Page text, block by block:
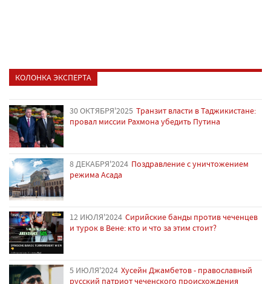
КОЛОНКА ЭКСПЕРТА
30 ОКТЯБРЯ'2025 Транзит власти в Таджикистане:
провал миссии Рахмона убедить Путина
8 ДЕКАБРЯ'2024 Поздравление с уничтожением
режима Асада
12 ИЮЛЯ'2024 Сирийские банды против чеченцев
и турок в Вене: кто и что за этим стоит?
5 ИЮЛЯ'2024 Хусейн Джамбетов - православный
русский патриот чеченского происхождения